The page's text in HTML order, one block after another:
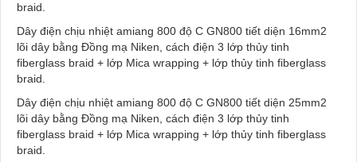
braid.
Dây điện chịu nhiệt amiang 800 độ C GN800 tiết diện 16mm2
lõi dây bằng Đồng mạ Niken, cách điện 3 lớp thủy tinh
fiberglass braid + lớp Mica wrapping + lớp thủy tinh fiberglass
braid.
Dây điện chịu nhiệt amiang 800 độ C GN800 tiết diện 25mm2
lõi dây bằng Đồng mạ Niken, cách điện 3 lớp thủy tinh
fiberglass braid + lớp Mica wrapping + lớp thủy tinh fiberglass
braid.